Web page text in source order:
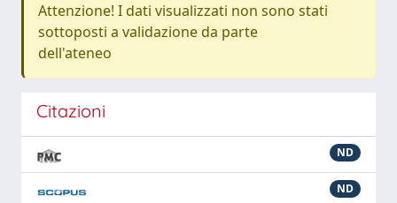
Attenzione! I dati visualizzati non sono stati
sottoposti a validazione da parte
dell'ateneo
Citazioni
ND
ND